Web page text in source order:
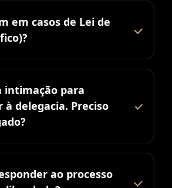
em casos de Lei de
intimação para
à delegacia. Preciso
ao processo